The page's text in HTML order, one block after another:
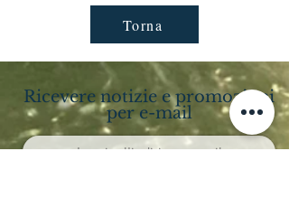
Torna
Ricevere notizie e promozioni
per e-mail